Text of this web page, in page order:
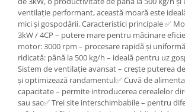
animale
Tarcuri animale
Semanatori
Masini batut stalpi si accesorii
Roabe & accesorii
Casute gradina si cutii depozitare
Mobilier gradina
ventilație performant, această moară este
mici și gospodării. Caracteristici principale ✅
3kW / 4CP – putere mare pentru măcinare
motor: 3000 rpm – procesare rapidă și
ridicată: până la 500 kg/h – ideală pentru uz
Sistem de ventilație avansat – crește puterea
și optimizează randamentul✅ Cuvă de
capacitate – permite introducerea cerealelor
sau sac✅ Trei site interschimbabile – pentru